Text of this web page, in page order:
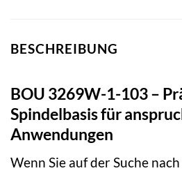
BESCHREIBUNG
BOU 3269W-1-103 –
Spindelbasis für
Anwendungen
Wenn Sie auf der Suche